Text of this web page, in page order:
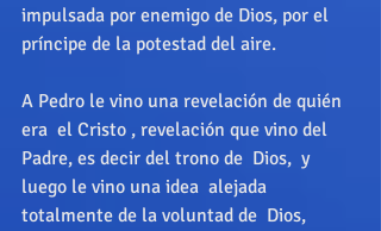
impulsada por enemigo de Dios, por el
príncipe de la potestad del aire.
A Pedro le vino una revelación de quién
era  el Cristo , revelación que vino del
Padre, es decir del trono de  Dios,  y
luego le vino una idea  alejada
totalmente de la voluntad de  Dios,